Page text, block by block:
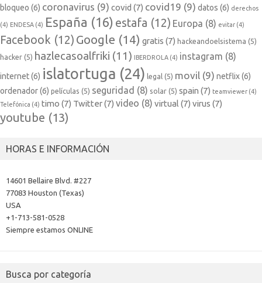
bloqueo (6) coronavirus (9) covid (7) covid19 (9) datos (6) derechos
(4) ENDESA (4) España (16) estafa (12) Europa (8) evitar (4)
Facebook (12) Google (14) gratis (7) hackeandoelsistema (5)
hacker (5) hazlecasoalfriki (11) IBERDROLA (4) instagram (8)
internet(6) islatortuga (24) legal (5) movil (9) netflix(6)
ordenador(6) películas (5) seguridad (8) solar (5) spain (7) teamviewer (4)
Telefónica (4) timo (7) Twitter(7) video (8) virtual (7) virus (7)
youtube (13)
HORAS E INFORMACIÓN
14601 Bellaire Blvd. #227
77083 Houston (Texas)
USA
+1-713-581-0528
Siempre estamos ONLINE
Busca por categoría